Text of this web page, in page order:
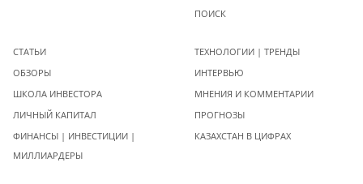
ПОИСК
СТАТЬИ
ОБЗОРЫ
ШКОЛА ИНВЕСТОРА
ЛИЧНЫЙ КАПИТАЛ
ФИНАНСЫ | ИНВЕСТИЦИИ |
МИЛЛИАРДЕРЫ
ТЕХНОЛОГИИ | ТРЕНДЫ
ИНТЕРВЬЮ
МНЕНИЯ И КОММЕНТАРИИ
ПРОГНОЗЫ
КАЗАХСТАН В ЦИФРАХ